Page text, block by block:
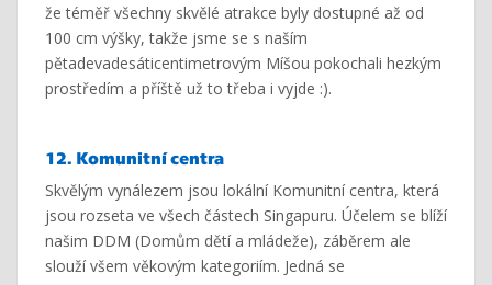
že téměř všechny skvělé atrakce byly dostupné až od
100 cm výšky, takže jsme se s naším
pětadevadesáticentimetrovým Míšou pokochali hezkým
prostředím a příště už to třeba i vyjde :).
12. Komunitní centra
Skvělým vynálezem jsou lokální Komunitní centra, která
jsou rozseta ve všech částech Singapuru. Účelem se blíží
našim DDM (Domům dětí a mládeže), záběrem ale
slouží všem věkovým kategoriím. Jedná se